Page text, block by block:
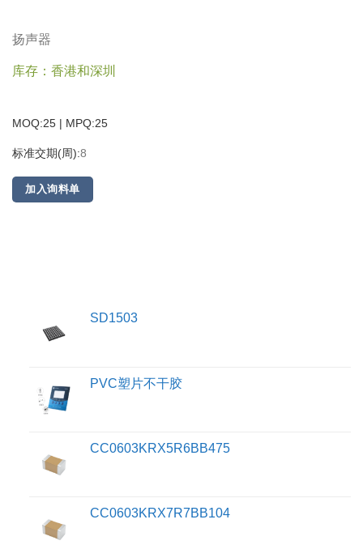
扬声器
库存：香港和深圳
MOQ:25 | MPQ:25
标准交期(周):8
加入询料单
SD1503
PVC塑片不干胶
CC0603KRX5R6BB475
CC0603KRX7R7BB104